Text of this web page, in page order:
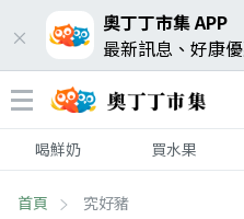
奧丁丁市集 APP
最新訊息、好康
喝鮮奶 買水果
首頁 究好豬